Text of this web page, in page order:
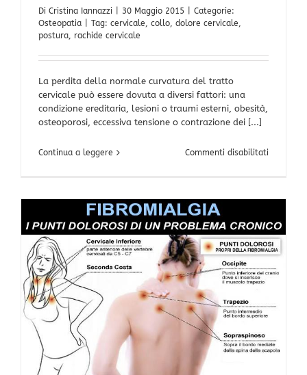
Di Cristina Iannazzi 30 Maggio 2015
Categorie:
Osteopatia
Tag: cervicale, collo, dolore cervicale,
postura, rachide cervicale
La perdita della normale curvatura del tratto
cervicale può essere dovuta a diversi fattori: una
condizione ereditaria, lesioni o traumi esterni, obesità,
osteoporosi, eccessiva tensione o contrazione dei [...]
Continua a leggere Commenti disabilitatisu
rachide
cervicale